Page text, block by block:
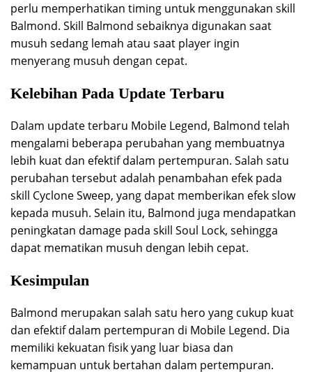
perlu memperhatikan timing untuk menggunakan skill
Balmond. Skill Balmond sebaiknya digunakan saat
musuh sedang lemah atau saat player ingin
menyerang musuh dengan cepat.
Kelebihan Pada Update Terbaru
Dalam update terbaru Mobile Legend, Balmond telah
mengalami beberapa perubahan yang membuatnya
lebih kuat dan efektif dalam pertempuran. Salah satu
perubahan tersebut adalah penambahan efek pada
skill Cyclone Sweep, yang dapat memberikan efek slow
kepada musuh. Selain itu, Balmond juga mendapatkan
peningkatan damage pada skill Soul Lock, sehingga
dapat mematikan musuh dengan lebih cepat.
Kesimpulan
Balmond merupakan salah satu hero yang cukup kuat
dan efektif dalam pertempuran di Mobile Legend. Dia
memiliki kekuatan fisik yang luar biasa dan
kemampuan untuk bertahan dalam pertempuran.